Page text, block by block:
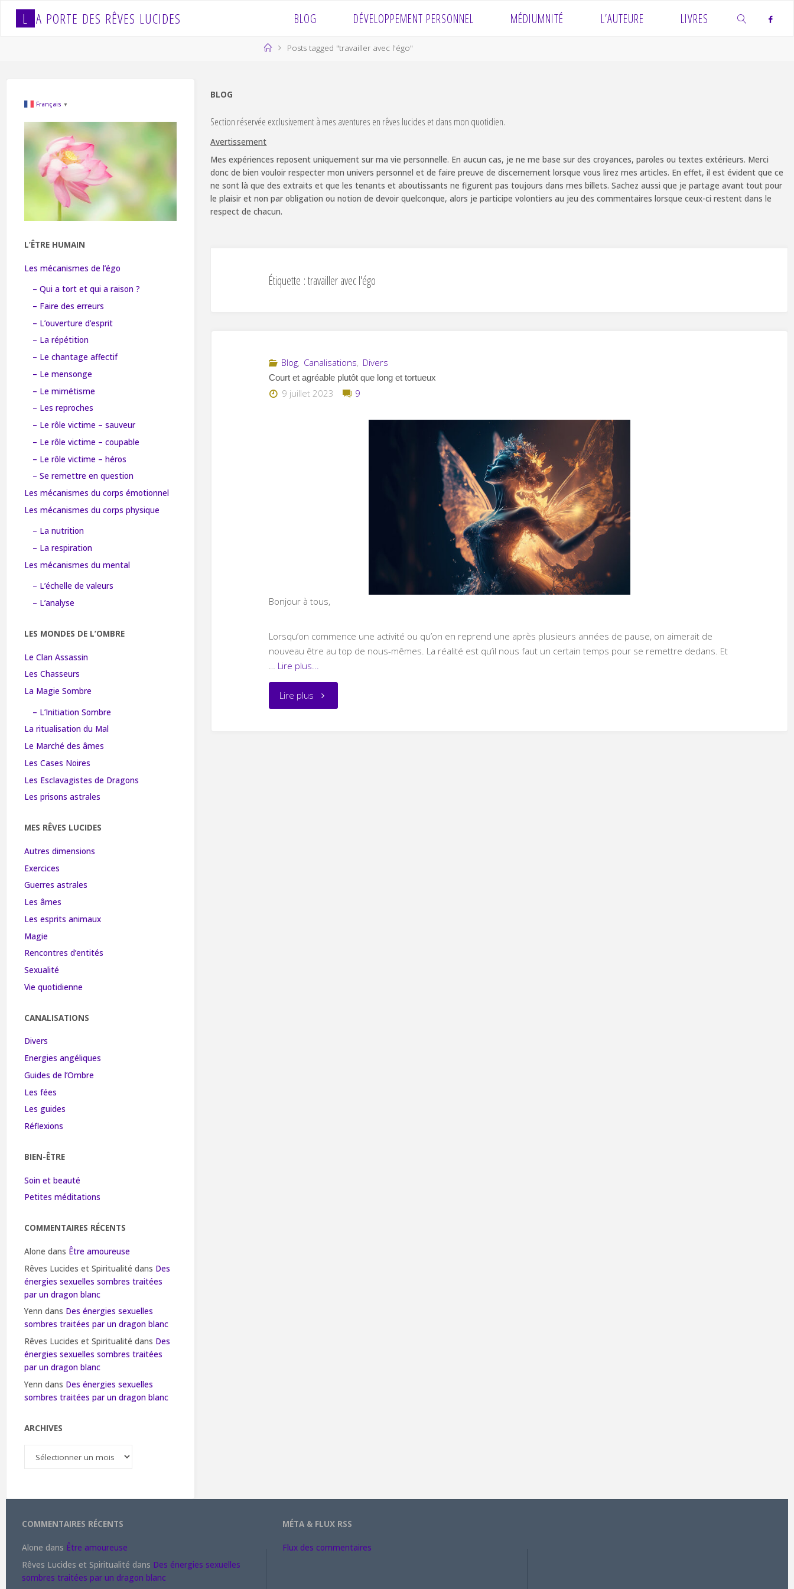
L A PORTE DES RÊVES LUCIDES BLOG DÉVELOPPEMENT PERSONNEL MÉDIUMNITÉ L’AUTEURE LIVRES
HomePosts tagged "travailler avec l'égo"
BLOG
Section réservée exclusivement à mes aventures en rêves lucides et dans mon quotidien.
Avertissement
Mes expériences reposent uniquement sur ma vie personnelle. En aucun cas, je ne me base sur des croyances, paroles ou textes extérieurs. Merci
donc de bien vouloir respecter mon univers personnel et de faire preuve de discernement lorsque vous lirez mes articles. En effet, il est évident que ce
ne sont là que des extraits et que les tenants et aboutissants ne figurent pas toujours dans mes billets. Sachez aussi que je partage avant tout pour
le plaisir et non par obligation ou notion de devoir quelconque, alors je participe volontiers au jeu des commentaires lorsque ceux-ci restent dans le
respect de chacun.
Étiquette :travailler avec l'égo
Blog, Canalisations, Divers
Court et agréable plutôt que long et tortueux
9 juillet 2023 9
Bonjour à tous,
Lorsqu’on commence une activité ou qu’on en reprend une après plusieurs années de pause, on aimerait de
nouveau être au top de nous-mêmes. La réalité est qu’il nous faut un certain temps pour se remettre dedans. Et
… Lire plus...
Lire plus "Court
Français ▼
L’ÊTRE HUMAIN
Les mécanismes de l’égo
– Qui a tort et qui a raison ?
– Faire des erreurs
– L’ouverture d’esprit
– La répétition
– Le chantage affectif
– Le mensonge
– Le mimétisme
– Les reproches
– Le rôle victime – sauveur
– Le rôle victime – coupable
– Le rôle victime – héros
– Se remettre en question
Les mécanismes du corps émotionnel
Les mécanismes du corps physique
– La nutrition
– La respiration
Les mécanismes du mental
– L’échelle de valeurs
– L’analyse
LES MONDES DE L’OMBRE
Le Clan Assassin
Les Chasseurs
La Magie Sombre
– L’Initiation Sombre
La ritualisation du Mal
Le Marché des âmes
Les Cases Noires
Les Esclavagistes de Dragons
Les prisons astrales
MES RÊVES LUCIDES
Autres dimensions
Exercices
Guerres astrales
Les âmes
Les esprits animaux
Magie
Rencontres d’entités
Sexualité
Vie quotidienne
CANALISATIONS
Divers
Energies angéliques
Guides de l’Ombre
Les fées
Les guides
Réflexions
BIEN-ÊTRE
Soin et beauté
Petites méditations
COMMENTAIRES RÉCENTS
Alone dans Être amoureuse
Rêves Lucides et Spiritualité dans Des
énergies sexuelles sombres traitées
par un dragon blanc
Yenn dans Des énergies sexuelles
sombres traitées par un dragon blanc
Rêves Lucides et Spiritualité dans Des
énergies sexuelles sombres traitées
par un dragon blanc
Yenn dans Des énergies sexuelles
sombres traitées par un dragon blanc
ARCHIVES
COMMENTAIRES RÉCENTS
Alone dans Être amoureuse
Rêves Lucides et Spiritualité dans Des énergies sexuelles
sombres traitées par un dragon blanc
MÉTA & FLUX RSS
Flux des commentaires